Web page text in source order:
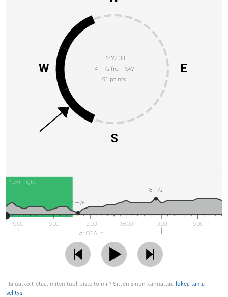
Pe 22:00
4 m/s from SW
91 points
E
S
W
Next night
0:00 6:00
12:00
Lør 08 Aug
18:00 0:00 6:00
8m/s
1m/s
Haluatko tietää, miten tuulipiste toimii? Sitten sinun kannattaa
lukea tämä
selitys.